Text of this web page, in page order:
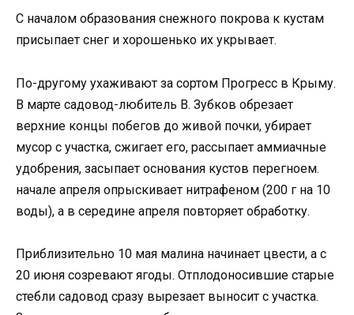
С началом образования снежного покрова к кустам
присыпает снег и хорошенько их укрывает.
По-другому ухаживают за сортом Прогресс в Крыму.
В марте садовод-любитель В. Зубков обрезает
верхние концы побегов до живой почки, убирает
мусор с участка, сжигает его, рассыпает аммиачные
удобрения, засыпает основания кустов перегноем.
начале апреля опрыскивает нитрафеном (200 г на 10
воды), а в середине апреля повторяет обработку.
Приблизительно 10 мая малина начинает цвести, а с
20 июня созревают ягоды. Отплодоносившие старые
стебли садовод сразу вырезает выносит с участка.